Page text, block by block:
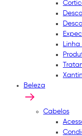
Beleza
Cabelos